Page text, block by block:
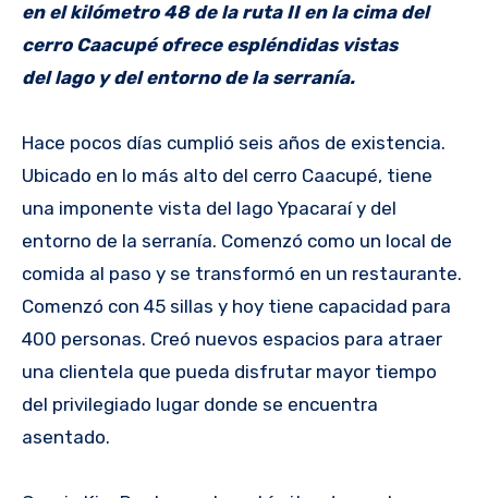
en el kilómetro 48 de la ruta II en la cima del
cerro Caacupé ofrece espléndidas vistas
del lago y del entorno de la serranía.
Hace pocos días cumplió seis años de existencia.
Ubicado en lo más alto del cerro Caacupé, tiene
una imponente vista del lago Ypacaraí y del
entorno de la serranía. Comenzó como un local de
comida al paso y se transformó en un restaurante.
Comenzó con 45 sillas y hoy tiene capacidad para
400 personas. Creó nuevos espacios para atraer
una clientela que pueda disfrutar mayor tiempo
del privilegiado lugar donde se encuentra
asentado.